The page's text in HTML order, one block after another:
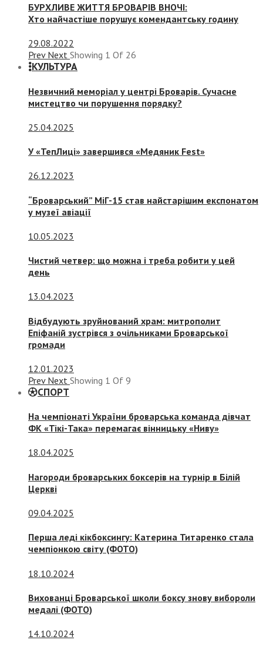
БУРХЛИВЕ ЖИТТЯ БРОВАРІВ ВНОЧІ:
Хто найчастіше порушує комендантську годину
29.08.2022
Prev Next Showing 1 Of 26
КУЛЬТУРА
Незвичний меморіал у центрі Броварів. Сучасне
мистецтво чи порушення порядку?
25.04.2025
У «ТепЛиці» завершився «Медяник Fest»
26.12.2023
“Броварський” МіГ-15 став найстарішим експонатом
у музеї авіації
10.05.2023
Чистий четвер: що можна і треба робити у цей
день
13.04.2023
Відбудують зруйнований храм: митрополит
Епіфаній зустрівся з очільниками Броварської
громади
12.01.2023
Prev Next Showing 1 Of 9
СПОРТ
На чемпіонаті України броварська команда дівчат
ФК «Тікі-Така» перемагає вінницьку «Ниву»
18.04.2025
Нагороди броварських боксерів на турнір в Білій
Церкві
09.04.2025
Перша леді кікбоксингу: Катерина Титаренко стала
чемпіонкою світу (ФОТО)
18.10.2024
Вихованці Броварської школи боксу знову вибороли
медалі (ФОТО)
14.10.2024